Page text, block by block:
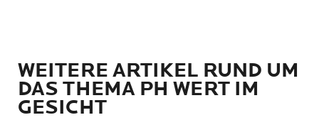
.ws_tb_btn
{cursor:pointer;border:1px
solid #555;padding:3px}
.tb_highlight{background-
WEITERE ARTIKEL RUND UM
DAS THEMA PH WERT IM
GESICHT